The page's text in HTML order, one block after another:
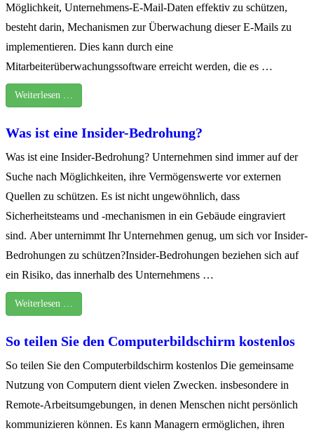
Möglichkeit, Unternehmens-E-Mail-Daten effektiv zu schützen,
besteht darin, Mechanismen zur Überwachung dieser E-Mails zu
implementieren. Dies kann durch eine
Mitarbeiterüberwachungssoftware erreicht werden, die es …
Weiterlesen …
Was ist eine Insider-Bedrohung?
Was ist eine Insider-Bedrohung? Unternehmen sind immer auf der
Suche nach Möglichkeiten, ihre Vermögenswerte vor externen
Quellen zu schützen. Es ist nicht ungewöhnlich, dass
Sicherheitsteams und -mechanismen in ein Gebäude eingraviert
sind. Aber unternimmt Ihr Unternehmen genug, um sich vor Insider-
Bedrohungen zu schützen?Insider-Bedrohungen beziehen sich auf
ein Risiko, das innerhalb des Unternehmens …
Weiterlesen …
So teilen Sie den Computerbildschirm kostenlos
So teilen Sie den Computerbildschirm kostenlos Die gemeinsame
Nutzung von Computern dient vielen Zwecken. insbesondere in
Remote-Arbeitsumgebungen, in denen Menschen nicht persönlich
kommunizieren können. Es kann Managern ermöglichen, ihren